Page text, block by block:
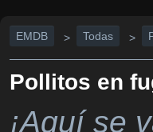
EMDB > Todas >
Pollitos en
¡Aquí se